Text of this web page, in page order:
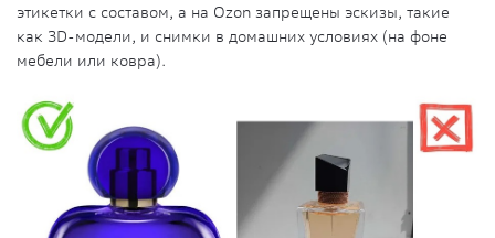
этикетки с составом, а на Ozon запрещены эскизы, такие
как 3D-модели, и снимки в домашних условиях (на фоне
мебели или ковра).